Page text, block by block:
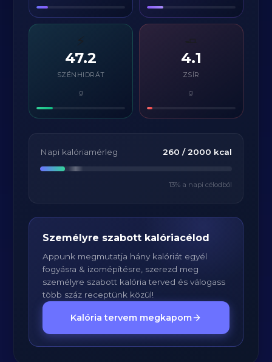
⚡
47.2
SZÉNHIDRÁT
g
4.1
ZSÍR
g
Napi kalóriamérleg 260 / 2000 kcal
13% a napi célodból
Személyre szabott kalóriacélod
Appunk megmutatja hány kalóriát egyél
fogyásra & izomépítésre, szerezd meg
személyre szabott kalória terved és válogass
több száz receptünk közül!
Kalória tervem megkapom